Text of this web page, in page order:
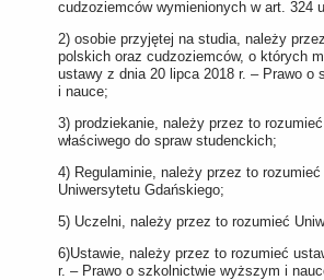
cudzoziemców wymienionych w art. 324
2) osobie przyjętej na studia, należy
polskich oraz cudzoziemców, o których
ustawy z dnia 20 lipca 2018 r. – Prawo o
i nauce;
3) prodziekanie, należy przez to
właściwego do spraw studenckich;
4) Regulaminie, należy przez to
Uniwersytetu Gdańskiego;
5) Uczelni, należy przez to rozumieć
6)Ustawie, należy przez to rozumieć
r. ‒ Prawo o szkolnictwie wyższym i